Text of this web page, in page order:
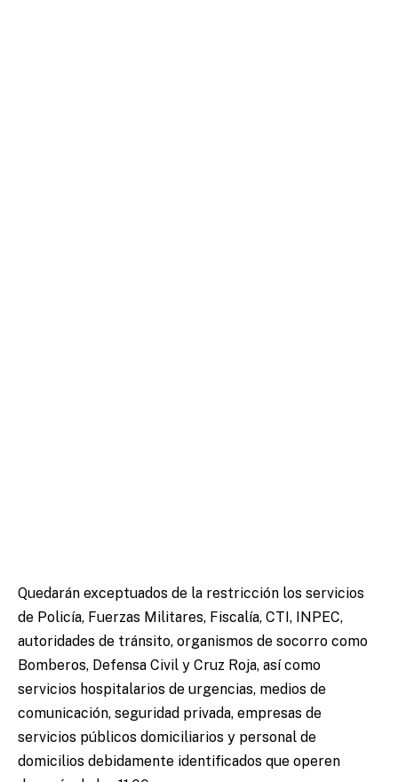
Quedarán exceptuados de la restricción los servicios
de Policía, Fuerzas Militares, Fiscalía, CTI, INPEC,
autoridades de tránsito, organismos de socorro como
Bomberos, Defensa Civil y Cruz Roja, así como
servicios hospitalarios de urgencias, medios de
comunicación, seguridad privada, empresas de
servicios públicos domiciliarios y personal de
domicilios debidamente identificados que operen